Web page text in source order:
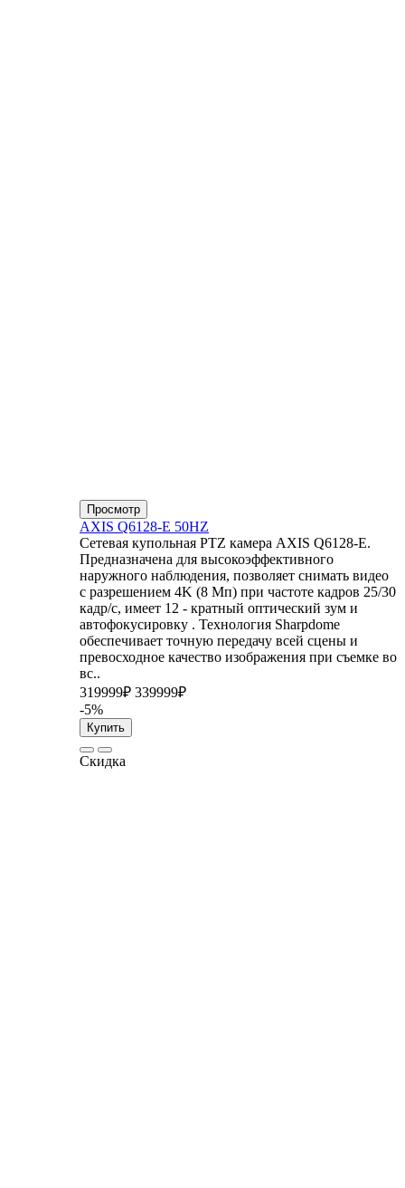
Просмотр
AXIS Q6128-E 50HZ
Сетевая купольная PTZ камера AXIS Q6128-E.
Предназначена для высокоэффективного
наружного наблюдения, позволяет снимать видео
с разрешением 4K (8 Мп) при частоте кадров 25/30
кадр/с, имеет 12 - кратный оптический зум и
автофокусировку . Технология Sharpdome
обеспечивает точную передачу всей сцены и
превосходное качество изображения при съемке во
вс..
319999₽ 339999₽
-5%
Купить
Скидка